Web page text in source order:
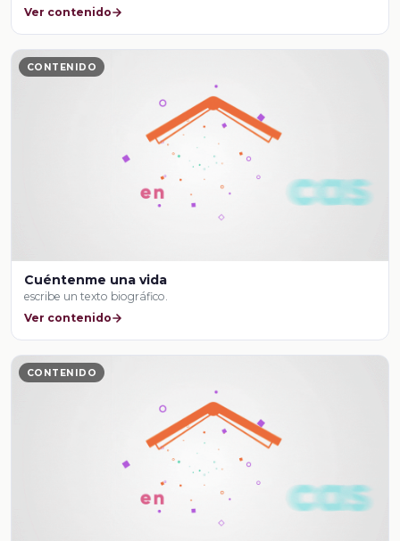
Ver contenido
CONTENIDO
Cuéntenme una vida
escribe un texto biográfico.
Ver contenido
CONTENIDO